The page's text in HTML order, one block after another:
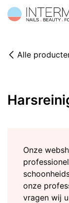
Overslaan naar
Alle
Onze
onze
vragen wij